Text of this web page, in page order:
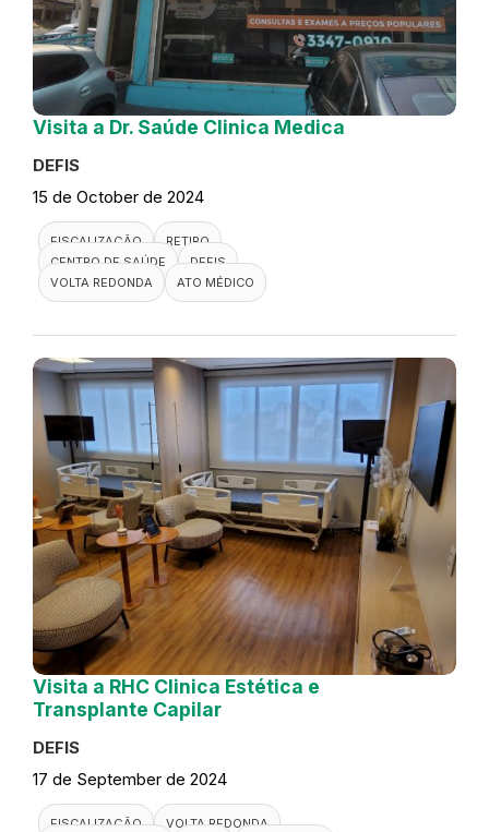
Visita a Dr. Saúde Clinica Medica
DEFIS
15 de October de 2024
FISCALIZAÇÃO
RETIRO
CENTRO DE SAÚDE
DEFIS
VOLTA REDONDA
ATO MÉDICO
Visita a RHC Clinica Estética e
Transplante Capilar
DEFIS
17 de September de 2024
FISCALIZAÇÃO
VOLTA REDONDA